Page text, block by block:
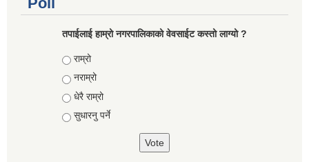
तपाईलाई हाम्रो नगरपालिकाको वेवसाईट कस्तो लाग्यो ?
Choices
राम्रो
नराम्रो
धेरै राम्रो
सुधारनु पर्ने